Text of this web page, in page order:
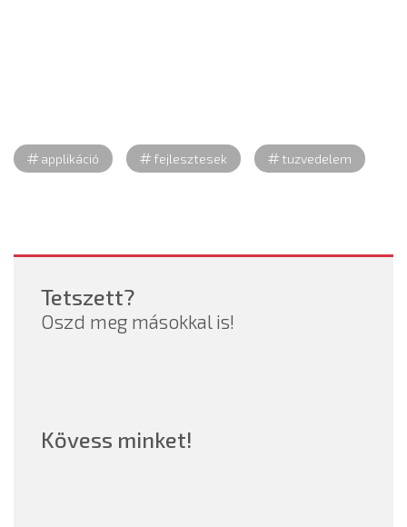
applikáció fejlesztesek tuzvedelem
Tetszett?
Oszd meg másokkal is!
Kövess minket!